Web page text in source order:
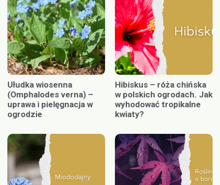
Ułudka wiosenna
(Omphalodes verna) –
uprawa i pielęgnacja w
ogrodzie
Hibiskus – róża chińska
w polskich ogrodach. Jak
wyhodować tropikalne
kwiaty?